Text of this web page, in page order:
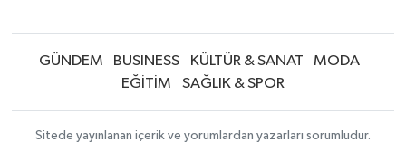
GÜNDEM BUSINESS KÜLTÜR & SANAT
MODA
EĞİTİM
SAĞLIK & SPOR
Sitede yayınlanan içerik ve yorumlardan yazarları sorumludur.